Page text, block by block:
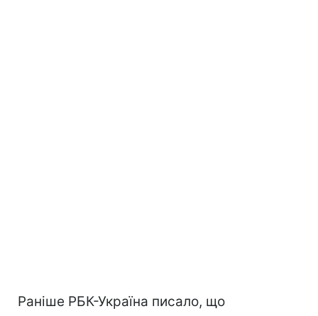
Раніше РБК-Україна писало, що